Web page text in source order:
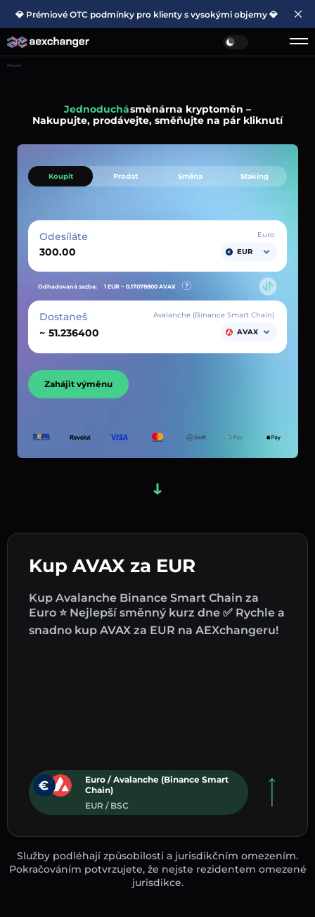
💎 Prémiové OTC podmínky pro klienty s vysokými objemy 💎
Hlavní
Jednoduchásměnárna kryptoměn –
Nakupujte, prodávejte, směňujte na pár kliknutí
Kup AVAX za EUR
Kup Avalanche Binance Smart Chain za
Euro ⭐ Nejlepší směnný kurz dne ✅ Rychle a
snadno kup AVAX za EUR na AEXchangeru!
Euro / Avalanche (Binance Smart
Chain)
EUR / BSC
Koupit Prodat Směna Staking
Odesíláte
Euro
EUR
Odhadovaná sazba: 1 EUR ~ 0.17078800 AVAX
Dostaneš
~
Avalanche (Binance Smart Chain)
AVAX
Zahájit výměnu
Služby podléhají způsobilosti a jurisdikčním omezením.
Pokračováním potvrzujete, že nejste rezidentem omezené
jurisdikce.